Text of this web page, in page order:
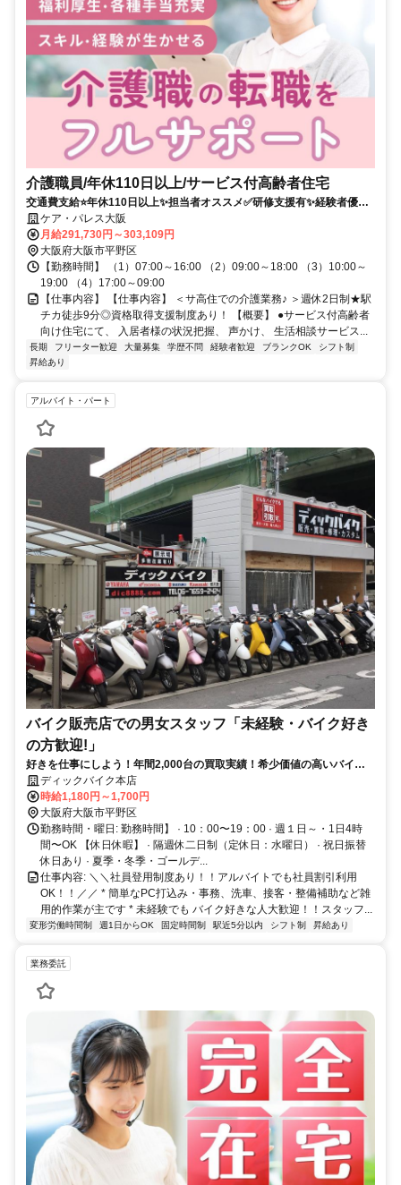
介護職員/年休110日以上/サービス付高齢者住宅
交通費支給⭐️年休110日以上✨担当者オススメ✅️研修支援有✨経験者優遇
⭕️車通勤ＯＫ✨週休2日❗️駅チカ
ケア・パレス大阪
月給291,730円～303,109円
大阪府大阪市平野区
【勤務時間】 （1）07:00～16:00 （2）09:00～18:00 （3）10:00～
19:00 （4）17:00～09:00
【仕事内容】 【仕事内容】 ＜サ高住での介護業務♪ ＞週休2日制★駅
チカ徒歩9分◎資格取得支援制度あり！ 【概要】 ●サービス付高齢者
向け住宅にて、 入居者様の状況把握、 声かけ、 生活相談サービス...
長期 フリーター歓迎 大量募集 学歴不問 経験者歓迎 ブランクOK
シフト制
昇給あり
アルバイト・パート
バイク販売店での男女スタッフ「未経験・バイク好き
の方歓迎!」
好きを仕事にしよう！年間2,000台の買取実績！希少価値の高いバイク
との出会いが日常に！
ディックバイク本店
時給1,180円～1,700円
大阪府大阪市平野区
勤務時間・曜日: 勤務時間】 · 10：00〜19：00 · 週１日～・1日4時
間〜OK 【休日休暇】 · 隔週休二日制（定休日：水曜日） · 祝日振替
休日あり · 夏季・冬季・ゴールデ...
仕事内容: ＼＼社員登用制度あり！！アルバイトでも社員割引利用
OK！！／／ * 簡単なPC打込み・事務、洗車、接客・整備補助など雑
用的作業が主です * 未経験でも バイク好きな人大歓迎！！スタッフ...
変形労働時間制 週1日からOK 固定時間制 駅近5分以内 シフト制 昇給あり
業務委託